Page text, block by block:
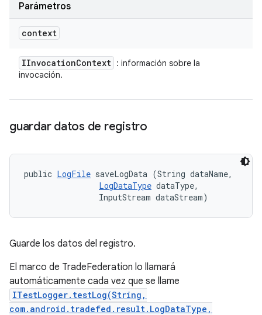
Parámetros
context
IInvocationContext : información sobre la
invocación.
guardar datos de registro
public LogFile saveLogData (String dataName,
LogDataType dataType,
                InputStream dataStream)
Guarde los datos del registro.
El marco de TradeFederation lo llamará
automáticamente cada vez que se llame
ITestLogger.testLog(String,
com.android.tradefed.result.LogDataType,